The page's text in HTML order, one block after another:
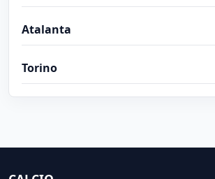
Atalanta
Torino